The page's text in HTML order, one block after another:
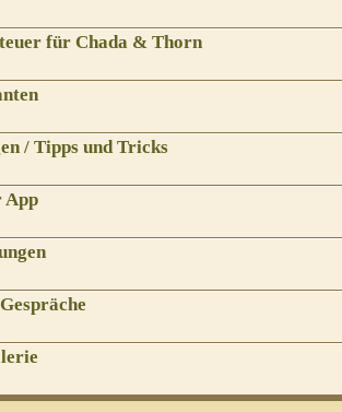
für Chada & Thorn
/ Tipps und Tricks
App